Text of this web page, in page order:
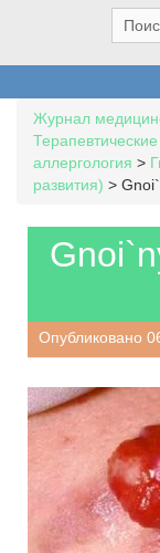
e
a
h
f
o
Журнал
аллергология >
развития) >
Опубликовано